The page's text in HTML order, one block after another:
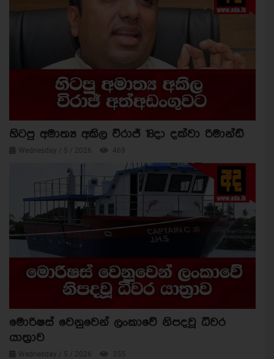
හිටපු අමාත්‍ය අකිල විරාජ් 18දා දක්වා රිමාන්ඩ්
Wednesday / 5 / 2026 469
මොරිෂස් වෙනුවෙන් ලංකාවේ නිපදවූ ධීවර
යාත්‍රාව
Wednesday / 5 / 2026 355